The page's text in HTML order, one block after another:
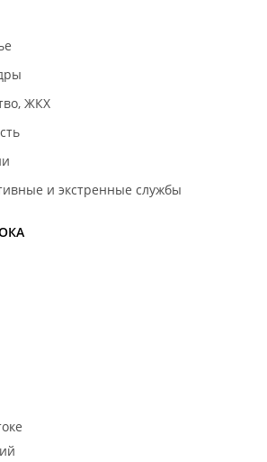
ЖКХ
и экстренные службы